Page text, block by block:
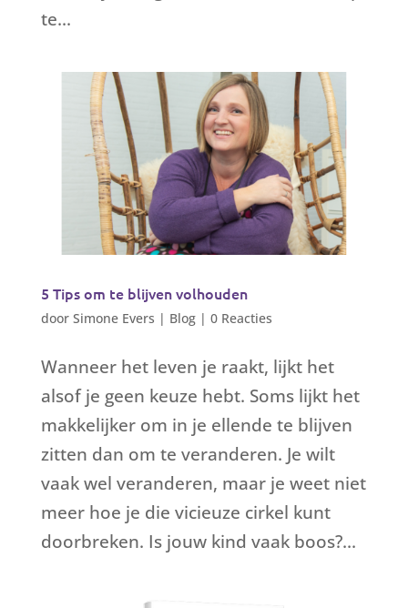
te...
5 Tips om te blijven volhouden
door Simone Evers | Blog| 0 Reacties
Wanneer het leven je raakt, lijkt het
alsof je geen keuze hebt. Soms lijkt het
makkelijker om in je ellende te blijven
zitten dan om te veranderen. Je wilt
vaak wel veranderen, maar je weet niet
meer hoe je die vicieuze cirkel kunt
doorbreken. Is jouw kind vaak boos?...